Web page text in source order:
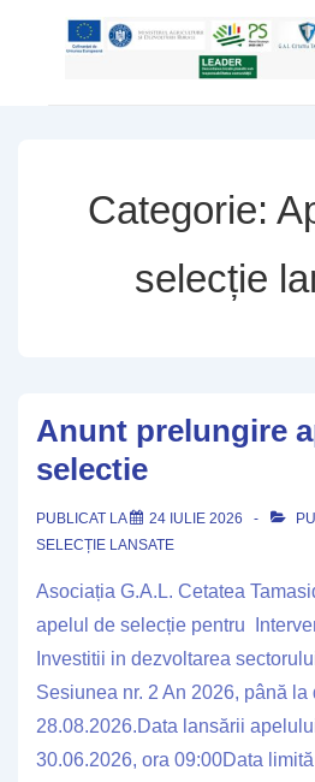
Categorie:
selecție
Anunt prelungire
selectie
PUBLICAT LA 24 IULIE 2026
SELECȚIE LANSATE
Asociația G.A.L. Cetatea
apelul de selecție pentru
Investitii in dezvoltarea
Sesiunea nr. 2 An 2026, până la
28.08.2026.Data lansării
30.06.2026, ora 09:00Data